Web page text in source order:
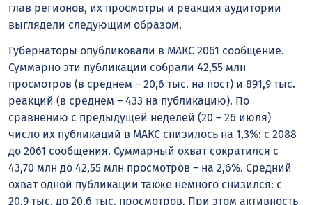
глав регионов, их просмотры и реакция аудитории
выглядели следующим образом.
Губернаторы опубликовали в MАКС 2061 сообщение.
Суммарно эти публикации собрали 42,55 млн
просмотров (в среднем – 20,6 тыс. на пост) и 891,9 тыс.
реакций (в среднем – 433 на публикацию). По
сравнению с предыдущей неделей (20 – 26 июля)
число их публикаций в MАКС снизилось на 1,3%: с 2088
до 2061 сообщения. Суммарный охват сократился с
43,70 млн до 42,55 млн просмотров – на 2,6%. Средний
охват одной публикации также немного снизился: с
20,9 тыс. до 20,6 тыс. просмотров. При этом активность